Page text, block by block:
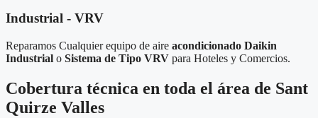
Industrial - VRV
Reparamos Cualquier equipo de aire acondicionado Daikin
Industrial o Sistema de Tipo VRV para Hoteles y Comercios.
Cobertura técnica en toda el área de Sant
Quirze Valles